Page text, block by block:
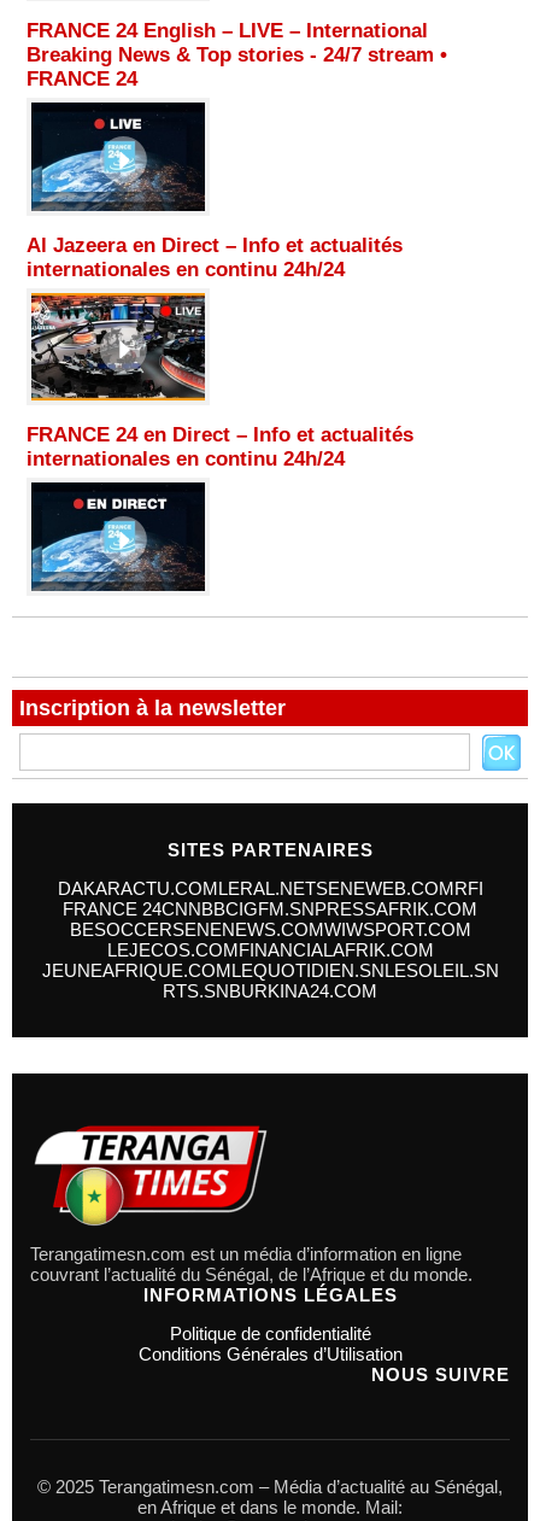
FRANCE 24 English – LIVE – International
Breaking News & Top stories - 24/7 stream •
FRANCE 24
Al Jazeera en Direct – Info et actualités
internationales en continu 24h/24
FRANCE 24 en Direct – Info et actualités
internationales en continu 24h/24
Inscription à la newsletter
SITES PARTENAIRES
DAKARACTU.COMLERAL.NETSENEWEB.COMRFI
FRANCE 24CNNBBCIGFM.SNPRESSAFRIK.COM
BESOCCERSENENEWS.COMWIWSPORT.COM
LEJECOS.COMFINANCIALAFRIK.COM
JEUNEAFRIQUE.COMLEQUOTIDIEN.SNLESOLEIL.SN
RTS.SNBURKINA24.COM
Terangatimesn.com est un média d’information en ligne
couvrant l’actualité du Sénégal, de l’Afrique et du monde.
INFORMATIONS LÉGALES
Politique de confidentialité
Conditions Générales d’Utilisation
NOUS SUIVRE
© 2025 Terangatimesn.com – Média d’actualité au Sénégal,
en Afrique et dans le monde. Mail: